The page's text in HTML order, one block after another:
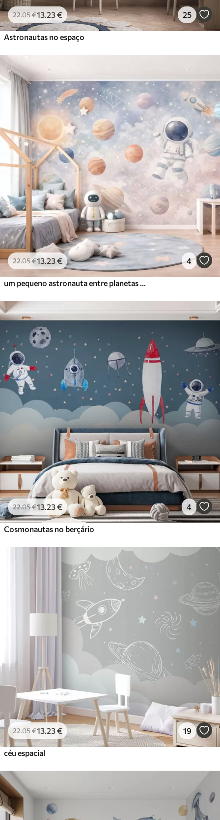
81.6749.00€/m²
22.05€13 .23€ 25
Astronautas no espaço
22.05€13.23€ 4
22.05€13 .23€ 4
Cosmonautas no berçário
22.05€13.23€ 19
céu espacial